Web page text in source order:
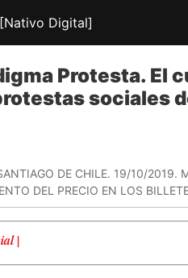
Digital]
Protesta. El
sociales
DE CHILE. 19/10/2019.
DEL PRECIO EN LOS
|